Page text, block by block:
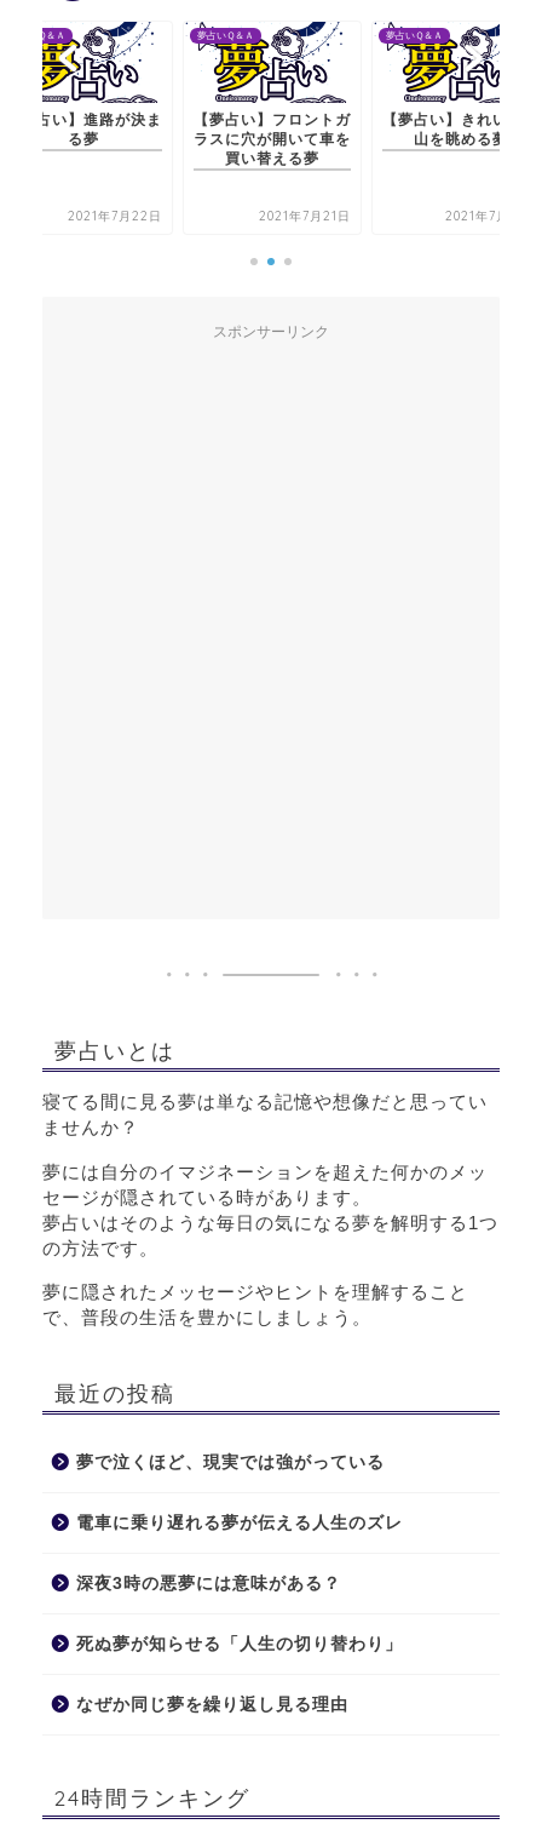
夢占いＱ＆Ａ
【夢占い】進路が決ま
る夢
2021年7月22日
夢占いＱ＆Ａ
【夢占い】フロントガ
ラスに穴が開いて車を
買い替える夢
2021年7月21日
夢占いＱ＆Ａ
【夢占い】きれいな雪
山を眺める夢
2021年7月22日
スポンサーリンク
夢占いとは
寝てる間に見る夢は単なる記憶や想像だと思ってい
ませんか？
夢には自分のイマジネーションを超えた何かのメッ
セージが隠されている時があります。
夢占いはそのような毎日の気になる夢を解明する1つ
の方法です。
夢に隠されたメッセージやヒントを理解すること
で、普段の生活を豊かにしましょう。
最近の投稿
夢で泣くほど、現実では強がっている
電車に乗り遅れる夢が伝える人生のズレ
深夜3時の悪夢には意味がある？
死ぬ夢が知らせる「人生の切り替わり」
なぜか同じ夢を繰り返し見る理由
24時間ランキング